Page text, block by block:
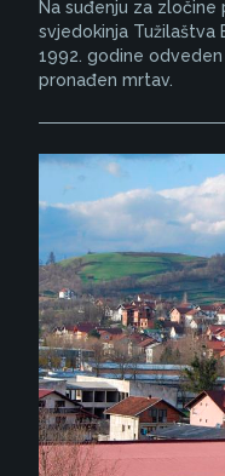
Na suđenju za zločine
svjedokinja Tužilaštva
1992. godine
pronađen mrtav.